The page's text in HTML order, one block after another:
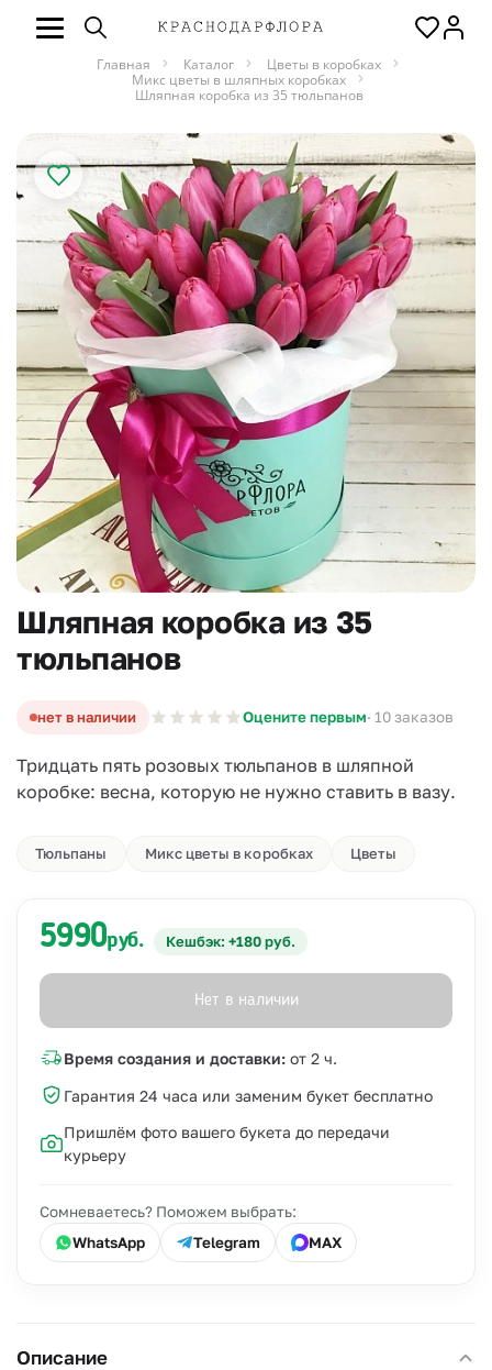
Главная Каталог
Цветы в коробках
Микс цветы в шляпных коробках
Шляпная коробка из 35 тюльпанов
Шляпная коробка из 35
тюльпанов
нет в наличии Оцените первым· 10 заказов
Тридцать пять розовых тюльпанов в шляпной
коробке: весна, которую не нужно ставить в вазу.
Тюльпаны Микс цветы в коробках Цветы
5990руб. Кешбэк: +180 руб.
Нет в наличии
Время создания и доставки: от 2 ч.
Гарантия 24 часа или заменим букет бесплатно
Пришлём фото вашего букета до передачи
курьеру
Сомневаетесь? Поможем выбрать:
WhatsApp
Telegram MAX
Описание